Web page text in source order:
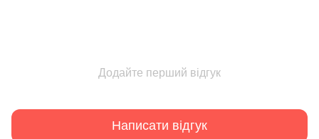
Додайте перший відгук
Написати відгук